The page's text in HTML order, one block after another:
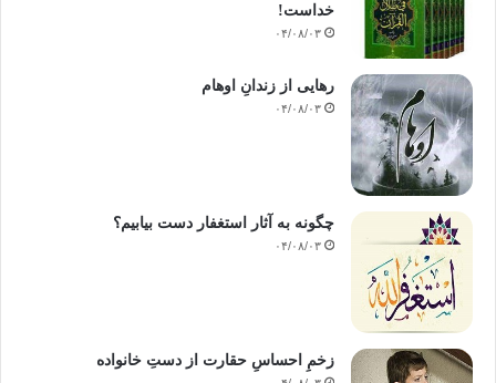
وبذلك يتأكّد للمستضعفين أن معاناتهم لن تدوم، لأن ذلك ضدّ ناموس الوجود، إذ سرعان
ما تتغير الأحوال، وإذا بالطغاة وزبانيتهم يعانون -في كل عصر ومصر- معاناة نفسية
وروحية حيناً وجسمية واجتماعية وسواها حيناً آخر، إذ الأيام دول بين الناس، وليست
مُلكاً أبدياً خالدا لهم، ولو دامت لغيرهم ما وصلت إليهم: {ولا تهنوا ولا تحزنوا وأنتم
الأعلون إن كنتم مؤمنين. إن يمسسكم قرح فقد مسّ القوم قرح مثله، وتلك الأيام
نداولها بين النّاس} (آل عمران: 139- 140)
{ولا تهنوا في ابتغاء القوم إن تكونوا تألمون فإنهم يألمون كما تألمون وترجون من الله ما
لا يرجون} (النساء:104 )
والحكماء لا ينشدون الثورة ابتداء، ولا يحرصون على التمرّد لذاته، لأن أحداً لا يدري إلى
خداست‌!
۰۴/۰۸/۰۳
رهایی از زندانِ اوهام
۰۴/۰۸/۰۳
چگونه به آثار استغفار دست بیابیم؟
۰۴/۰۸/۰۳
زخمِ احساسِ حقارت از دستِ خانواده